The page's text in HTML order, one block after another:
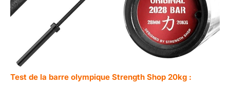
Test de la barre olympique Strength Shop 20kg :